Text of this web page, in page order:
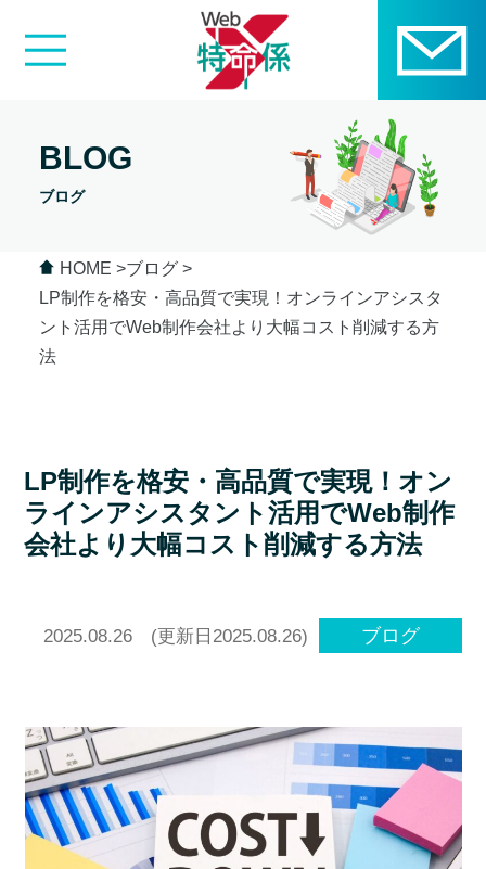
BLOG
ブログ
HOME
ブログ
LP制作を格安・高品質で実現！オンラインアシスタ
ント活用でWeb制作会社より大幅コスト削減する方
法
LP制作を格安・高品質で実現！オン
ラインアシスタント活用でWeb制作
会社より大幅コスト削減する方法
2025.08.26(更新日2025.08.26) ブログ